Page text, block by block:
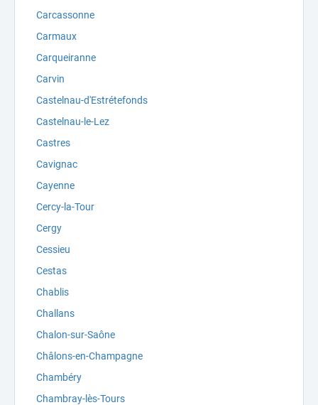
Carcassonne
Carmaux
Carqueiranne
Carvin
Castelnau-d'Estrétefonds
Castelnau-le-Lez
Castres
Cavignac
Cayenne
Cercy-la-Tour
Cergy
Cessieu
Cestas
Chablis
Challans
Chalon-sur-Saône
Châlons-en-Champagne
Chambéry
Chambray-lès-Tours